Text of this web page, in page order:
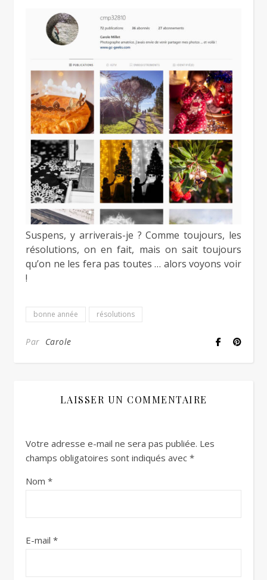
Suspens, y arriverais-je ? Comme toujours, les
résolutions, on en fait, mais on sait toujours
qu’on ne les fera pas toutes … alors voyons voir
!
bonne année résolutions
Par Carole
LAISSER UN COMMENTAIRE
Votre adresse e-mail ne sera pas publiée. Les
champs obligatoires sont indiqués avec *
Nom *
E-mail *